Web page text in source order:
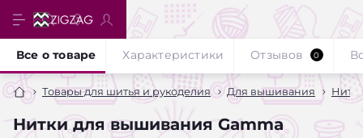
Товары для шитья и рукоделия Для вышивания
Нитки для вышивания Gamma
Все о товаре Характеристики Отзывов 0